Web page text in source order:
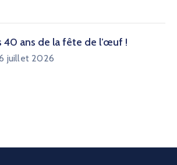
40 ans de la fête de l’œuf !
juillet 2026